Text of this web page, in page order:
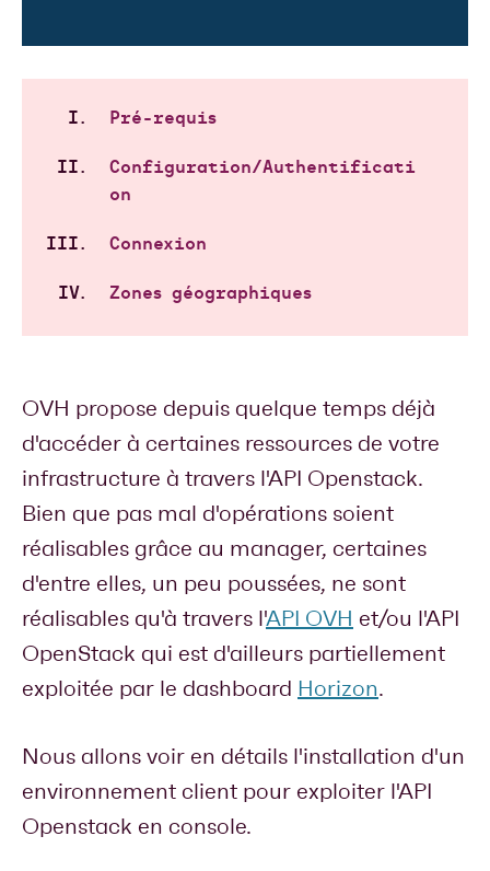
Pré-requis
Configuration/Authentificati
on
Connexion
Zones géographiques
OVH propose depuis quelque temps déjà
d'accéder à certaines ressources de votre
infrastructure à travers l'API Openstack.
Bien que pas mal d'opérations soient
réalisables grâce au manager, certaines
d'entre elles, un peu poussées, ne sont
réalisables qu'à travers l'API OVH et/ou l'API
OpenStack qui est d'ailleurs partiellement
exploitée par le dashboard Horizon.
Nous allons voir en détails l'installation d'un
environnement client pour exploiter l'API
Openstack en console.